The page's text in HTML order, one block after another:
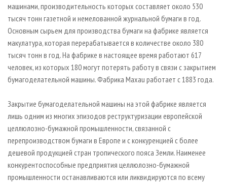
машинами, производительность которых составляет около 530
тысяч тонн газетной и немелованной журнальной бумаги в год.
Основным сырьем для производства бумаги на фабрике является
макулатура, которая перерабатывается в количестве около 380
тысяч тонн в год. На фабрике в настоящее время работают 617
человек, из которых 180 могут потерять работу в связи с закрытием
бумагоделательной машины. Фабрика Maxau работает с 1883 года.
Закрытие бумагоделательной машины на этой фабрике является
лишь одним из многих эпизодов реструктуризации европейской
целлюлозно-бумажной промышленности, связанной с
перепроизводством бумаги в Европе и с конкуренцией с более
дешевой продукцией стран тропического пояса Земли. Наименее
конкурентоспособные предприятия целлюлозно-бумажной
промышленности останавливаются или ликвидируются по всему